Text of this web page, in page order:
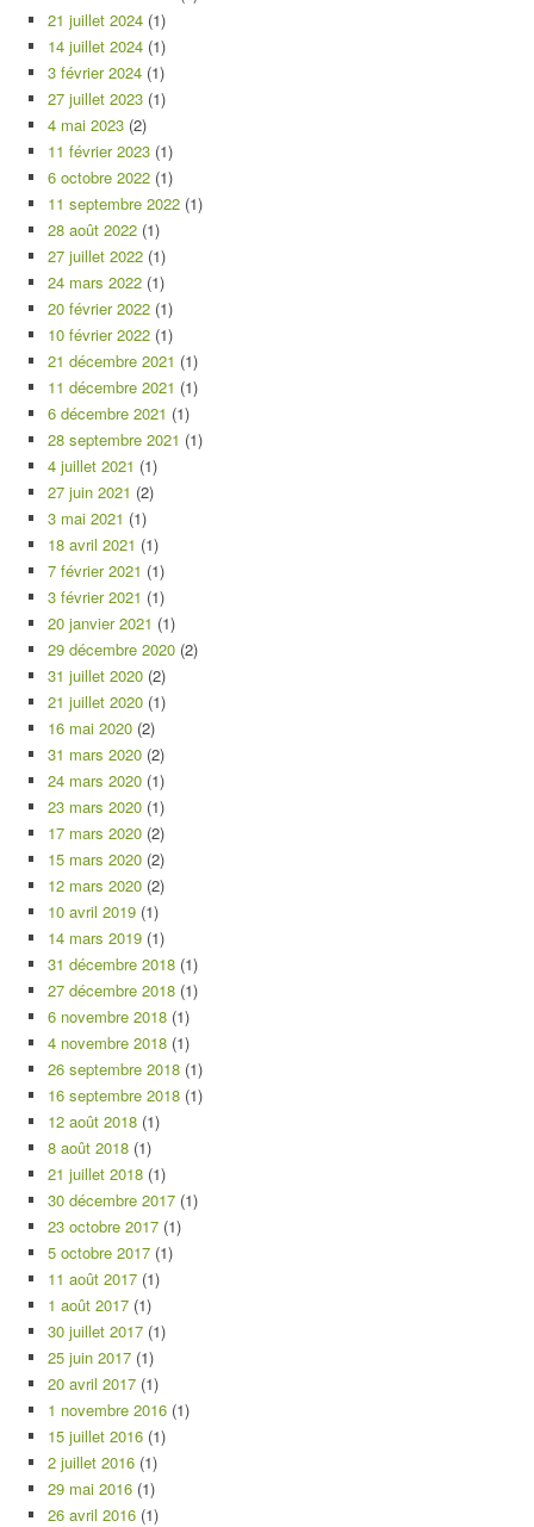
21 juillet 2024 (1)
14 juillet 2024 (1)
3 février 2024 (1)
27 juillet 2023 (1)
4 mai 2023 (2)
11 février 2023 (1)
6 octobre 2022 (1)
11 septembre 2022 (1)
28 août 2022 (1)
27 juillet 2022 (1)
24 mars 2022 (1)
20 février 2022 (1)
10 février 2022 (1)
21 décembre 2021 (1)
11 décembre 2021 (1)
6 décembre 2021 (1)
28 septembre 2021 (1)
4 juillet 2021 (1)
27 juin 2021 (2)
3 mai 2021 (1)
18 avril 2021 (1)
7 février 2021 (1)
3 février 2021 (1)
20 janvier 2021 (1)
29 décembre 2020 (2)
31 juillet 2020 (2)
21 juillet 2020 (1)
16 mai 2020 (2)
31 mars 2020 (2)
24 mars 2020 (1)
23 mars 2020 (1)
17 mars 2020 (2)
15 mars 2020 (2)
12 mars 2020 (2)
10 avril 2019 (1)
14 mars 2019 (1)
31 décembre 2018 (1)
27 décembre 2018 (1)
6 novembre 2018 (1)
4 novembre 2018 (1)
26 septembre 2018 (1)
16 septembre 2018 (1)
12 août 2018 (1)
8 août 2018 (1)
21 juillet 2018 (1)
30 décembre 2017 (1)
23 octobre 2017 (1)
5 octobre 2017 (1)
11 août 2017 (1)
1 août 2017 (1)
30 juillet 2017 (1)
25 juin 2017 (1)
20 avril 2017 (1)
1 novembre 2016 (1)
15 juillet 2016 (1)
2 juillet 2016 (1)
29 mai 2016 (1)
26 avril 2016 (1)